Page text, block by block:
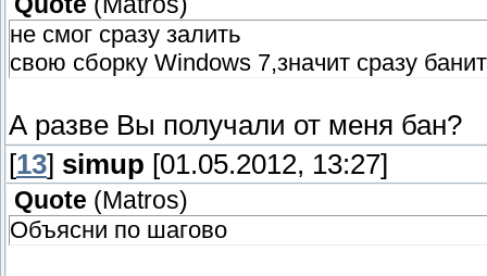
не смог сразу залить
свою сборку Windows 7,значит сразу
А разве Вы получали от меня бан?
[13] simup [01.05.2012, 13:27]
Quote (Matros)
Объясни по шагово